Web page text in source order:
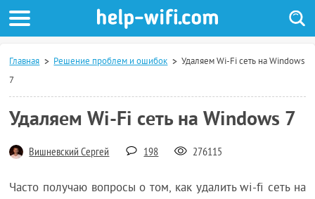
Главная Решение проблем и ошибок
Удаляем Wi-Fi сеть на Windows
7
Удаляем Wi-Fi сеть на Windows 7
Вишневский Сергей 198 276115
Часто получаю вопросы о том, как удалить wi-fi сеть на